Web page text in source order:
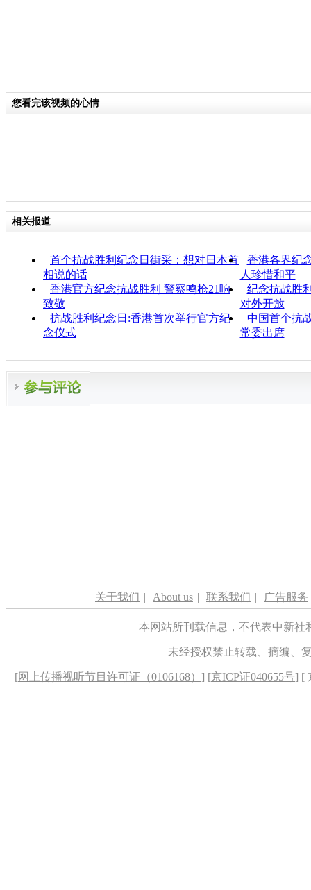
您看完该视频的心情
相关报道
首个抗战胜利纪念日街采：想对日本首
相说的话
香港各界纪
人珍惜和平
香港官方纪念抗战胜利 警察鸣枪21响
致敬
纪念抗战胜
对外开放
抗战胜利纪念日:香港首次举行官方纪
念仪式
中国首个抗
常委出席
关于我们 | About us | 联系我们 | 广告服务
本网站所刊载信息，不代表中新
未经授权禁止转载、摘编、
[网上传播视听节目许可证（0106168） ] [京ICP证040655号] [